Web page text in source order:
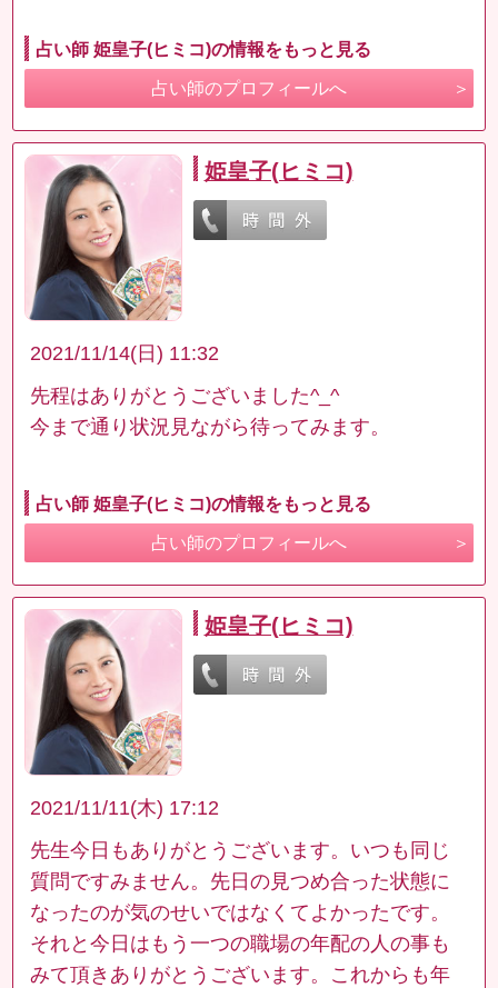
占い師 姫皇子(ヒミコ)の情報をもっと見る
占い師のプロフィールへ
姫皇子(ヒミコ)
2021/11/14(日) 11:32
先程はありがとうございました^_^
今まで通り状況見ながら待ってみます。
占い師 姫皇子(ヒミコ)の情報をもっと見る
占い師のプロフィールへ
姫皇子(ヒミコ)
2021/11/11(木) 17:12
先生今日もありがとうございます。いつも同じ
質問ですみません。先日の見つめ合った状態に
なったのが気のせいではなくてよかったです。
それと今日はもう一つの職場の年配の人の事も
みて頂きありがとうございます。これからも年